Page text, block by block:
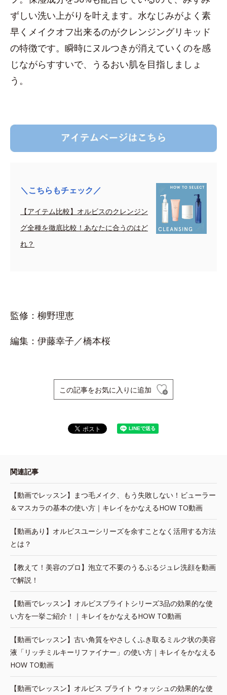
ずしい洗い上がりを叶えます。水なじみがよく素
早くメイクオフ出来るのがクレンジングリキッド
の特徴です。瞬時にヌルつきが消えていくのを感
じながらすすいで、うるおい肌を目指しましょ
う。
＼こちらもチェック／
【アイテム比較】オルビスのクレンジン
グ全種を徹底比較！あなたに合うのはど
れ？
監修：柳野理恵
編集：伊藤幸子／橋本桜
この記事をお気に入りに追加
関連記事
【動画でレッスン】まつ毛メイク、もう失敗しない！ビューラー
＆マスカラの基本の使い方｜キレイをかなえるHOW TO動画
【動画あり】オルビスユーシリーズを余すことなく活用する方法
とは？
【教えて！美容のプロ】泡立て不要のうるぷるジュレ洗顔を動画
で解説！
【動画でレッスン】オルビスブライトシリーズ3品の効果的な使
い方を一挙ご紹介！｜キレイをかなえるHOW TO動画
【動画でレッスン】古い角質をやさしくふき取るミルク状の美容
液「リッチミルキーリファイナー」の使い方｜キレイをかなえる
HOW TO動画
【動画でレッスン】オルビス ブライト ウォッシュの効果的な使